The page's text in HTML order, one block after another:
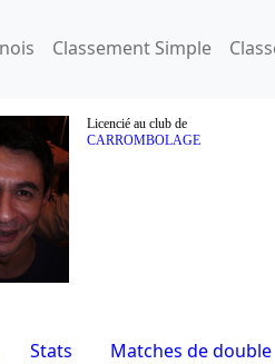
Classement Simple
Licencié au club de
CARROMBOLAGE
Stats Matches de double